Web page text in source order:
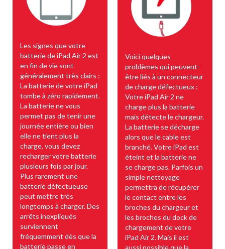
Les signes que votre
batterie de iPad Air 2 est
en fin de vie sont
généralement très clairs :
La batterie de votre iPad
tombe à zéro rapidement.
La batterie ne vous
permet pas de tenir une
journée entière ou bien
elle ne tient plus la
charge, vous devez
recharger votre batterie
plusieurs fois par jour.
Plus rarement une
batterie défectueuse
peut mettre très
longtemps à charger. Des
arrêts inexpliqués
surviennent
fréquemment dès que la
batterie passe en
Voici quelques
problèmes qui peuvent-
être liés à un connecteur
de charge défectueux :
Votre iPad Air 2 ne
charge plus la batterie
mais détecte le chargeur.
La batterie se décharge
alors que le cable est
branché. Votre iPad est
éteint et la batterie ne
se charge pas. Parfois un
simple nettoyage
permettra de récupérer
le contact entre les
broches du chargeur et
les broches du dock de
chargement de votre
iPad Air 2. Mais il est
aussi possible que la